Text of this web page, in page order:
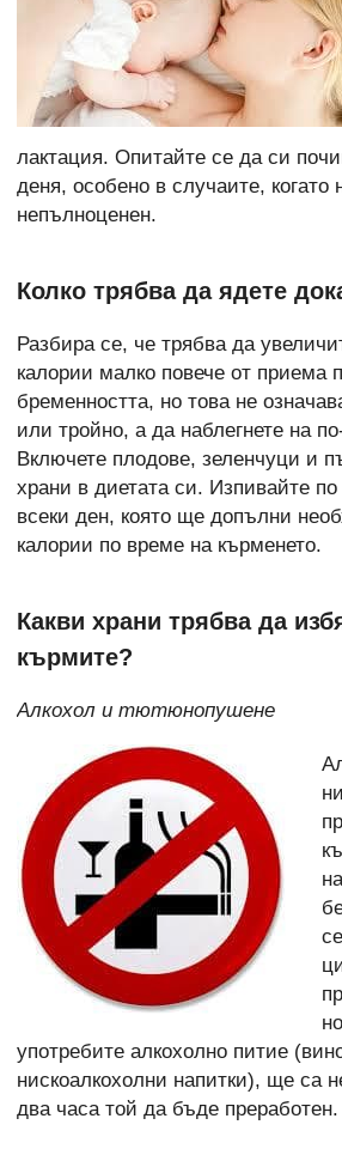
лактация. Опитайте се да си
деня, особено в случаите,
непълноценен.
Колко трябва да ядете
Разбира се, че трябва да
калории малко повече от приема
бременността, но това не
или тройно, а да наблегнете на
Включете плодове, зеленчуци и
храни в диетата си. Изпивайте
всеки ден, която ще допълни
калории по време на кърменето.
Какви храни трябва да
кърмите?
Алкохол и тютюнопушене
употребите алкохолно питие
нискоалкохолни напитки), ще са
два часа той да бъде преработен.